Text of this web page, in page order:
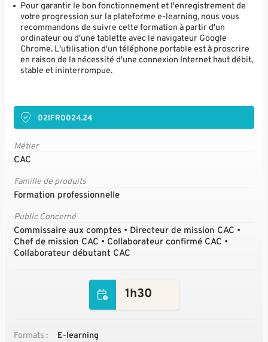
Pour garantir le bon fonctionnement et l'enregistrement de
votre progression sur la plateforme e-learning, nous vous
recommandons de suivre cette formation à partir d'un
ordinateur ou d'une tablette avec le navigateur Google
Chrome. L'utilisation d'un téléphone portable est à proscrire
en raison de la nécessité d'une connexion Internet haut débit,
stable et ininterrompue.
02IFR0024.24
Métier
CAC
Famille de produits
Formation professionnelle
Public Concerné
Commissaire aux comptes • Directeur de mission CAC •
Chef de mission CAC • Collaborateur confirmé CAC •
Collaborateur débutant CAC
1h30
Formats :
E-learning